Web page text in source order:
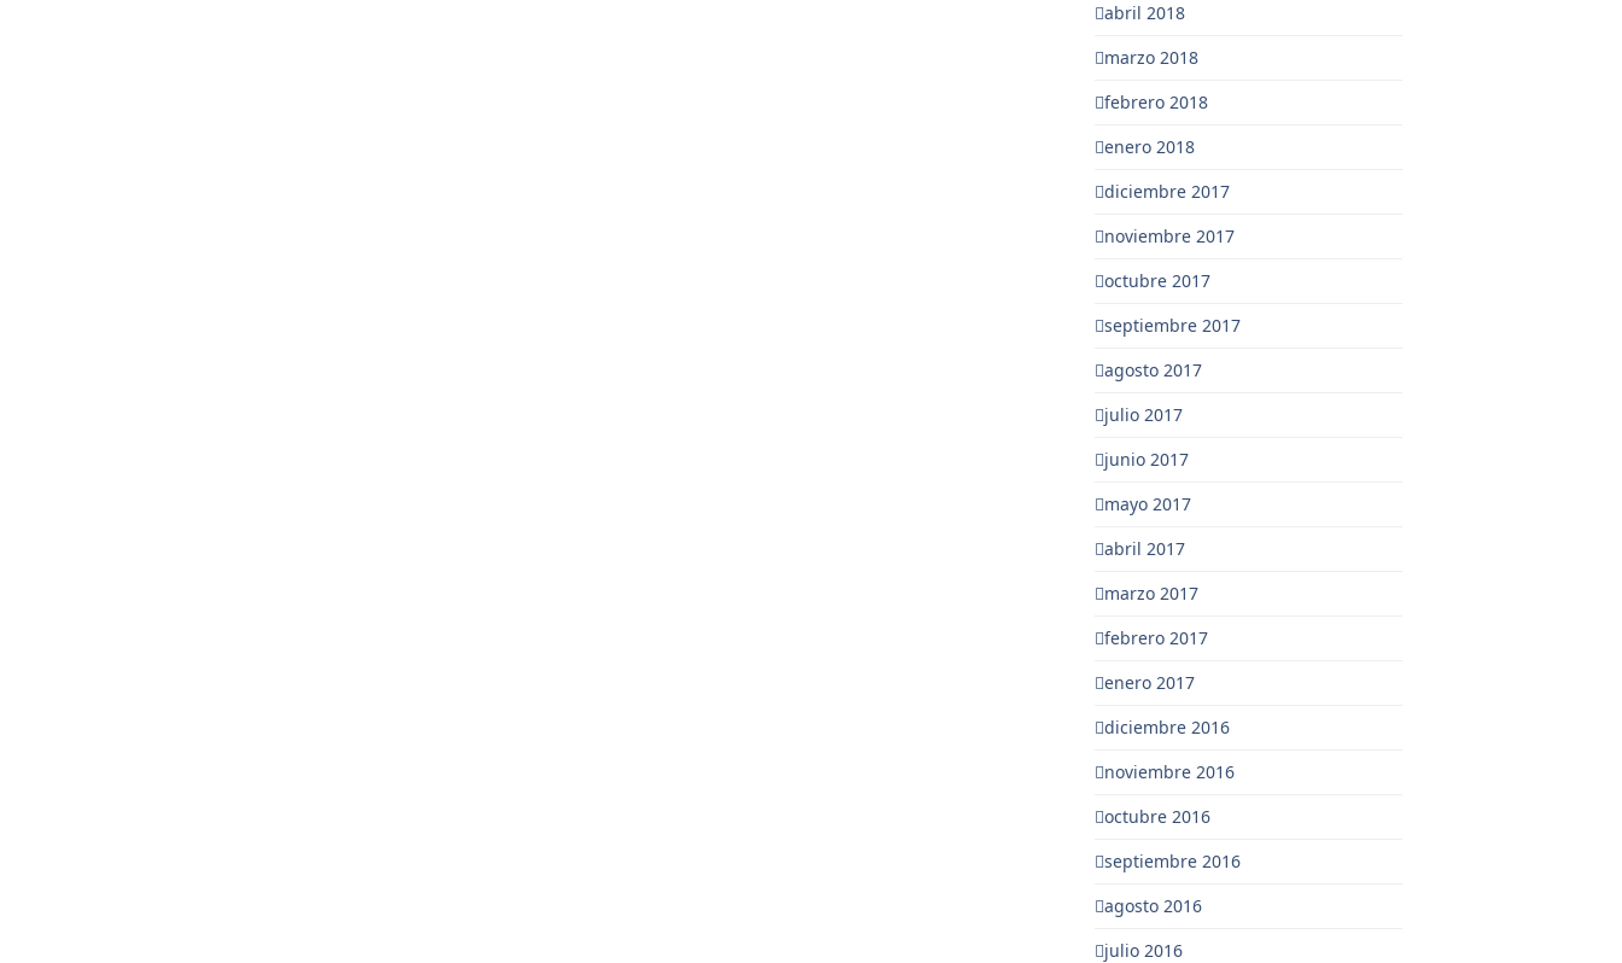
abril 2018
marzo 2018
febrero 2018
enero 2018
diciembre 2017
noviembre 2017
octubre 2017
septiembre 2017
agosto 2017
julio 2017
junio 2017
mayo 2017
abril 2017
marzo 2017
febrero 2017
enero 2017
diciembre 2016
noviembre 2016
octubre 2016
septiembre 2016
agosto 2016
julio 2016